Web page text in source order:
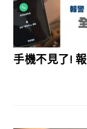
手機不見了!